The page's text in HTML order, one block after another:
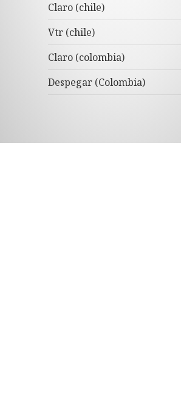
Claro (chile)
Vtr (chile)
Claro (colombia)
Despegar (Colombia)